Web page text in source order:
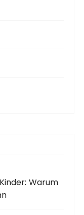
Warum